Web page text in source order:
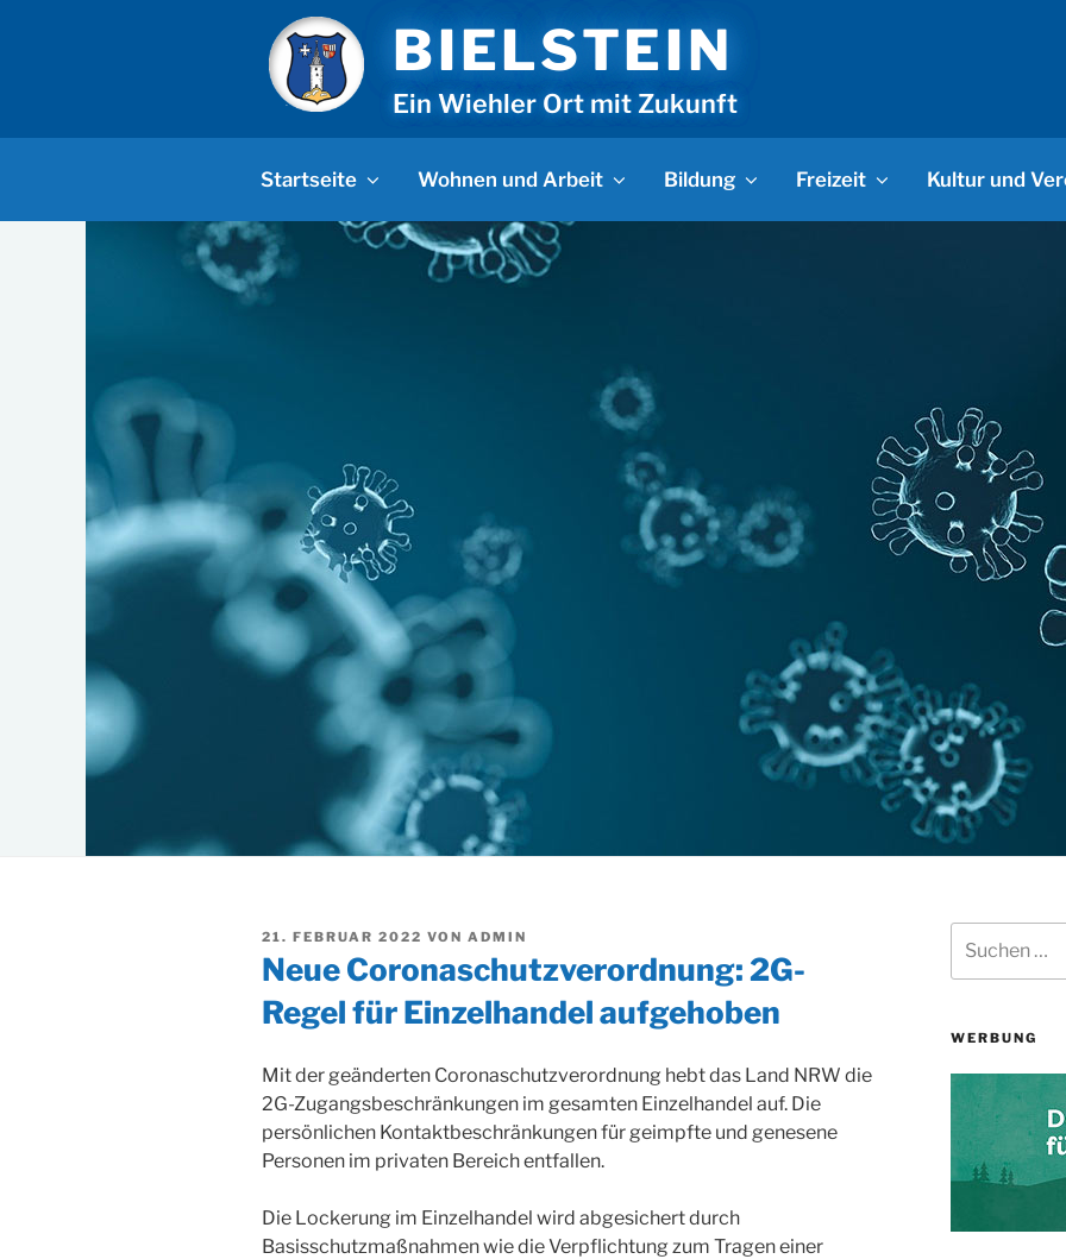
BIELSTEIN
Ein Wiehler Ort mit Zukunft
Startseite Wohnen und Arbeit Bildung Freizeit Kultur und
VERÖFFENTLICHT
AM
21. FEBRUAR 2022 VON ADMIN
Neue Coronaschutzverordnung: 2G-
Regel für Einzelhandel aufgehoben
Mit der geänderten Coronaschutzverordnung hebt das Land NRW die
2G-Zugangsbeschränkungen im gesamten Einzelhandel auf. Die
persönlichen Kontaktbeschränkungen für geimpfte und genesene
Personen im privaten Bereich entfallen.
Die Lockerung im Einzelhandel wird abgesichert durch
Basisschutzmaßnahmen wie die Verpflichtung zum Tragen einer
nach:
WERBUNG